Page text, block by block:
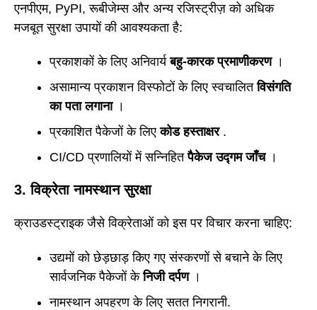
एनपीएम, PyPI, रूबीजेम्स और अन्य रजिस्ट्रीज़ को अधिक
मजबूत सुरक्षा उपायों की आवश्यकता है:
प्रकाशकों के लिए अनिवार्यबहु-कारक प्रमाणीकरण।
असामान्य प्रकाशन विस्फोटों के लिए स्वचालितविसंगति
का पता लगाना।
प्रकाशित पैकेजों के लिएकोड हस्ताक्षर.
CI/CD प्रणालियों में सन्निहितपैकेज उद्गम जाँच।
3. विक्रेता नामस्थान सुरक्षा
क्राउडस्ट्राइक जैसे विक्रेताओं को इस पर विचार करना चाहिए:
उद्यमों को छेड़छाड़ किए गए संस्करणों से बचाने के लिए
सार्वजनिक पैकेजों केनिजी दर्पण।
नामस्थान अपहरण के लिए सतत निगरानी.